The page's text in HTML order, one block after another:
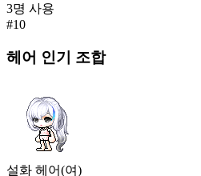
3명 사용
#10
헤어 인기 조합
설화 헤어(여)